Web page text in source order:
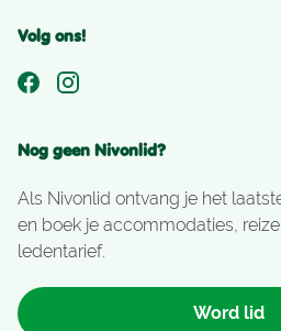
Volg ons!
Nog geen Nivonlid?
Als Nivonlid ontvang je het
en boek je accommodaties,
ledentarief.
Word lid